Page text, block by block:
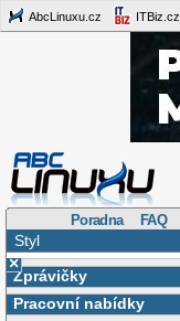
AbcLinuxu.cz ITBiz.cz
Poradna FAQ
Styl
×
Zprávičky
Pracovní nabídky